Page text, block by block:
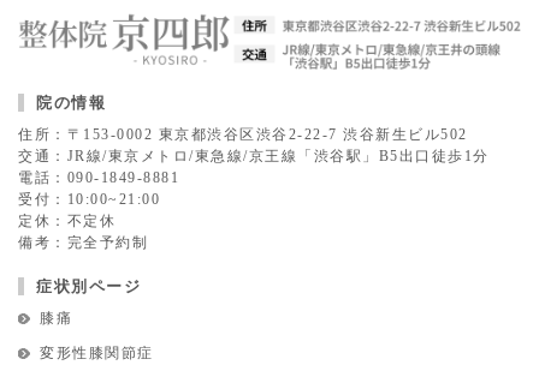
院の情報
住所：〒153-0002 東京都渋谷区渋谷2-22-7 渋谷新生ビル502
交通：JR線/東京メトロ/東急線/京王線「渋谷駅」B5出口徒歩1分
電話：090-1849-8881
受付：10:00~21:00
定休：不定休
備考：完全予約制
症状別ページ
膝痛
変形性膝関節症